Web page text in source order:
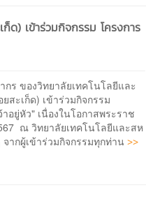
ก็ด) เข้าร่วมกิจกรรม โครงการ
ร ของวิทยาลัยเทคโนโลยีและ
สะเก็ด) เข้าร่วมกิจกรรม
อยู่หัว" เนื่องในโอกาสพระราช
ณ วิทยาลัยเทคโนโลยีและสห
ากผู้เข้าร่วมกิจกรรมทุกท่าน>>